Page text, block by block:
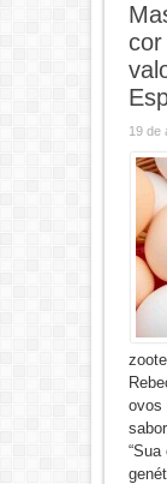
cor
19 de
ovos